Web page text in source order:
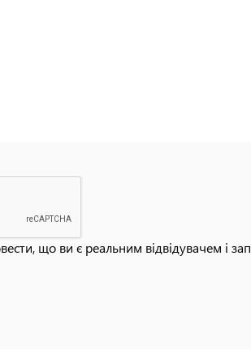
що ви є реальним відвідувачем і